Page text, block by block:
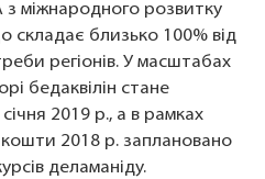
міжнародного розвитку
складає близько 100% від
регіонів. У масштабах
бедаквілін стане
2019 р., а в рамках
кошти 2018 р. заплановано
деламаніду.